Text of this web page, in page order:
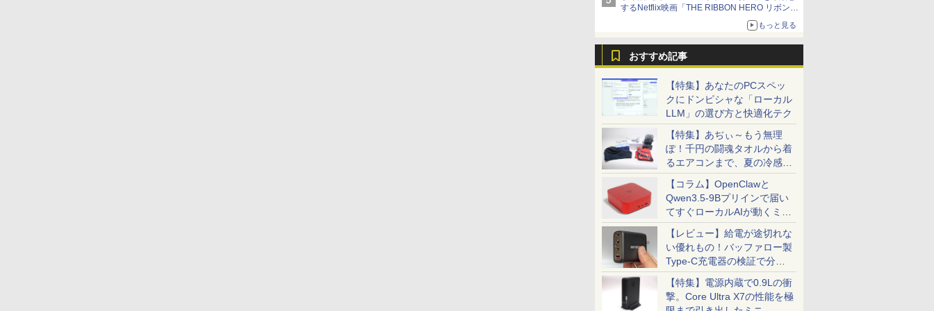
するNetflix映画「THE RIBBON HERO リボンヒ
もっと見る
おすすめ記事
【特集】あなたのPCスペッ
クにドンピシャな「ローカル
LLM」の選び方と快適化テク
【特集】あぢぃ～もう無理
ぽ！千円の闘魂タオルから着
るエアコンまで、夏の冷感グ
ッズ一挙紹介
【コラム】OpenClawと
Qwen3.5-9Bプリインで届い
てすぐローカルAIが動くミニ
PC「SER9 Pro」
【レビュー】給電が途切れな
い優れもの！バッファロー製
Type-C充電器の検証で分か
ったこと
【特集】電源内蔵で0.9Lの衝
撃。Core Ultra X7の性能を極